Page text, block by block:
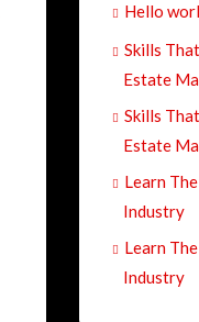
Hello
Skills
Estate
Skills
Estate
Learn
Industry
Learn
Industry